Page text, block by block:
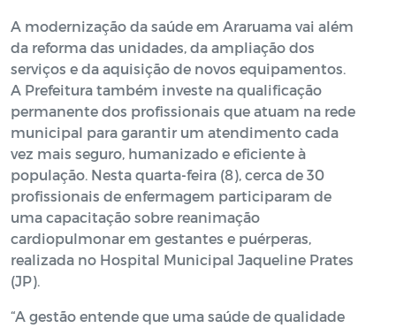
A modernização da saúde em Araruama vai além
da reforma das unidades, da ampliação dos
serviços e da aquisição de novos equipamentos.
A Prefeitura também investe na qualificação
permanente dos profissionais que atuam na rede
municipal para garantir um atendimento cada
vez mais seguro, humanizado e eficiente à
população. Nesta quarta-feira (8), cerca de 30
profissionais de enfermagem participaram de
uma capacitação sobre reanimação
cardiopulmonar em gestantes e puérperas,
realizada no Hospital Municipal Jaqueline Prates
(JP).
“A gestão entende que uma saúde de qualidade